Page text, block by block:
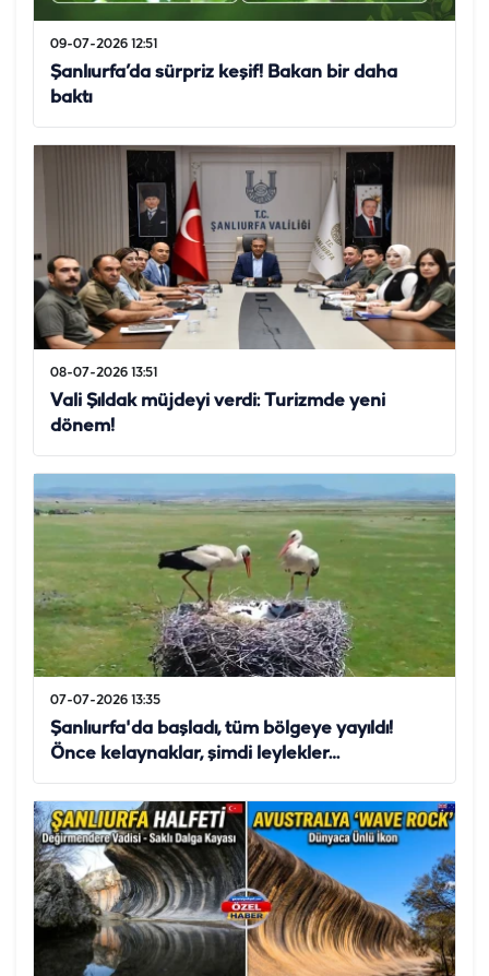
09-07-2026 12:51
Şanlıurfa’da sürpriz keşif! Bakan bir daha
baktı
08-07-2026 13:51
Vali Şıldak müjdeyi verdi: Turizmde yeni
dönem!
07-07-2026 13:35
Şanlıurfa'da başladı, tüm bölgeye yayıldı!
Önce kelaynaklar, şimdi leylekler…